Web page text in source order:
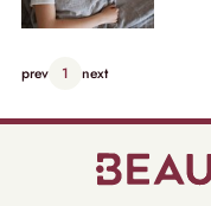
prev 1 next